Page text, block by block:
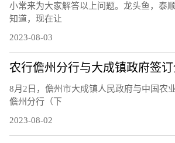
小常来为大家解答以上问题。龙头鱼，泰
知道，现在让
2023-08-03
8月2日，儋州市大成镇人民政府与中国农
儋州分行（下
2023-08-02